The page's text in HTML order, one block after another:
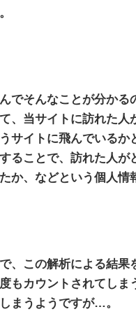
でそんなことが分かる
、当サイトに訪れた人
サイトに飛んでいる
ることで、訪れた人
か、などという個人情
、この解析による結
もカウントされてし
まうようですが…。